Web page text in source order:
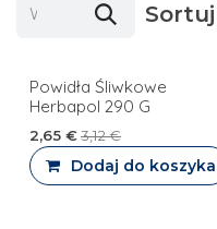
Powidła Śliwkowe
Herbapol 290 G
2,65 €3,12€
Dodaj do koszyka